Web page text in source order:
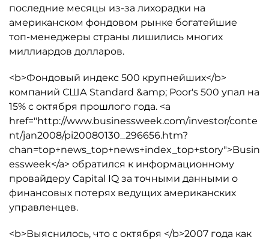
последние месяцы из-за лихорадки на
американском фондовом рынке богатейшие
топ-менеджеры страны лишились многих
миллиардов долларов.
<b>Фондовый индекс 500 крупнейших</b>
компаний США Standard &amp; Poor's 500 упал на
15% с октября прошлого года. <a
href="http://www.businessweek.com/investor/conte
nt/jan2008/pi20080130_296656.htm?
chan=top+news_top+news+index_top+story">Busin
essweek</a> обратился к информационному
провайдеру Capital IQ за точными данными о
финансовых потерях ведущих американских
управленцев.
<b>Выяснилось, что с октября </b>2007 года как